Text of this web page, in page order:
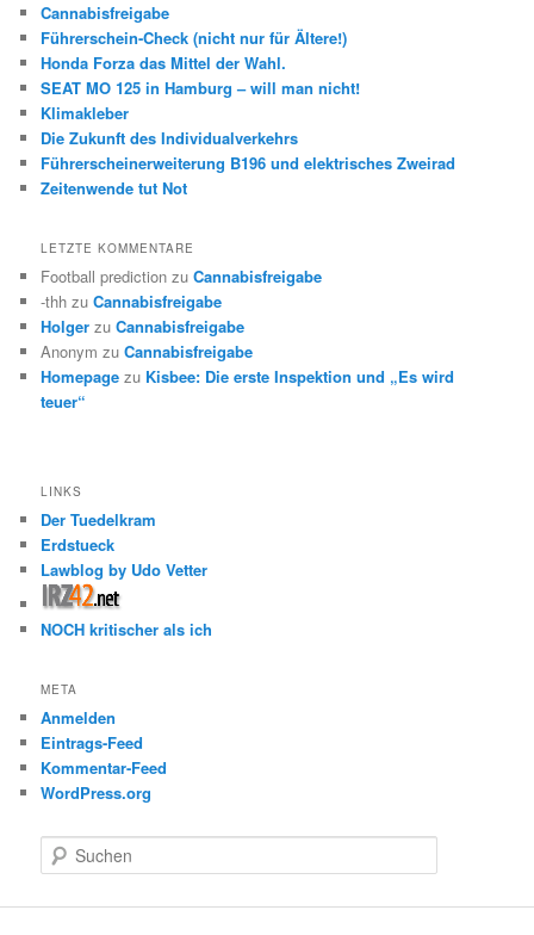
Cannabisfreigabe
Führerschein-Check (nicht nur für Ältere!)
Honda Forza das Mittel der Wahl.
SEAT MO 125 in Hamburg – will man nicht!
Klimakleber
Die Zukunft des Individualverkehrs
Führerscheinerweiterung B196 und elektrisches Zweirad
Zeitenwende tut Not
LETZTE KOMMENTARE
Football prediction zuCannabisfreigabe
-thh zuCannabisfreigabe
Holger zuCannabisfreigabe
Anonym zuCannabisfreigabe
Homepage zu Kisbee: Die erste Inspektion und „Es wird
teuer“
LINKS
Der Tuedelkram
Erdstueck
Lawblog by Udo Vetter
NOCH kritischer als ich
META
Anmelden
Eintrags-Feed
Kommentar-Feed
WordPress.org
u